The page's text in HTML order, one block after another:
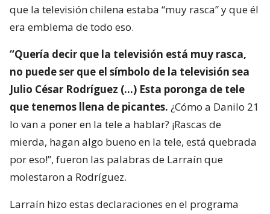
que la televisión chilena estaba “muy rasca” y que él
era emblema de todo eso.
“Quería decir que la televisión está muy rasca,
no puede ser que el símbolo de la televisión sea
Julio César Rodríguez (…) Esta poronga de tele
que tenemos llena de picantes. ¿Cómo a Danilo 21
lo van a poner en la tele a hablar? ¡Rascas de
mierda, hagan algo bueno en la tele, está quebrada
por eso!”, fueron las palabras de Larraín que
molestaron a Rodríguez.
Larraín hizo estas declaraciones en el programa